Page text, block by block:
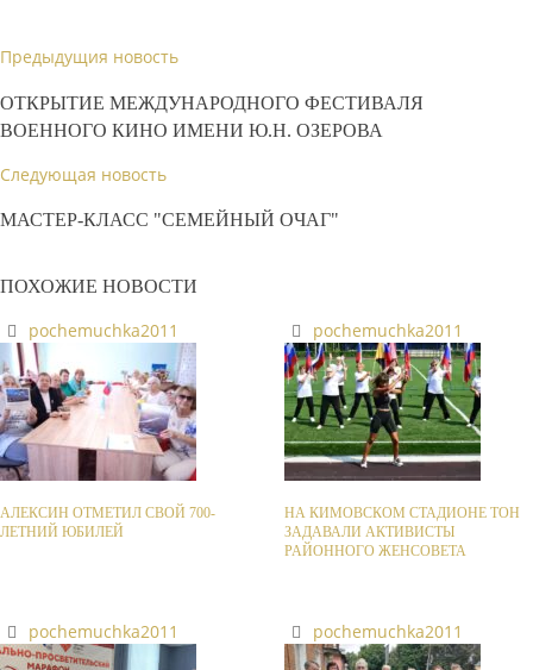
Предыдущия новость
ОТКРЫТИЕ МЕЖДУНАРОДНОГО ФЕСТИВАЛЯ
ВОЕННОГО КИНО ИМЕНИ Ю.Н. ОЗЕРОВА
Следующая новость
МАСТЕР-КЛАСС "СЕМЕЙНЫЙ ОЧАГ"
ПОХОЖИЕ НОВОСТИ
pochemuchka2011
АЛЕКСИН ОТМЕТИЛ СВОЙ 700-
ЛЕТНИЙ ЮБИЛЕЙ
pochemuchka2011
НА КИМОВСКОМ СТАДИОНЕ ТОН
ЗАДАВАЛИ АКТИВИСТЫ
РАЙОННОГО ЖЕНСОВЕТА
pochemuchka2011 pochemuchka2011